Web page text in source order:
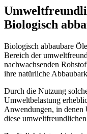
Biologisch
Biologisch abbaubare
Bereich der
nachwachsenden
ihre natürliche
Durch die Nutzung
Umweltbelastung
Anwendungen, in denen
diese